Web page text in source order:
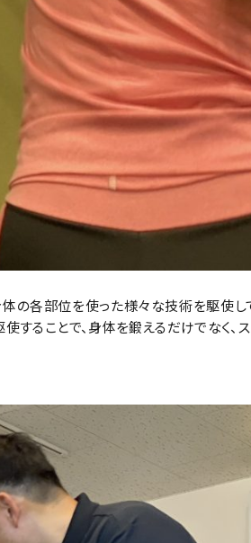
体の各部位を使った様々な技術を駆使
することで、身体を鍛えるだけでなく、